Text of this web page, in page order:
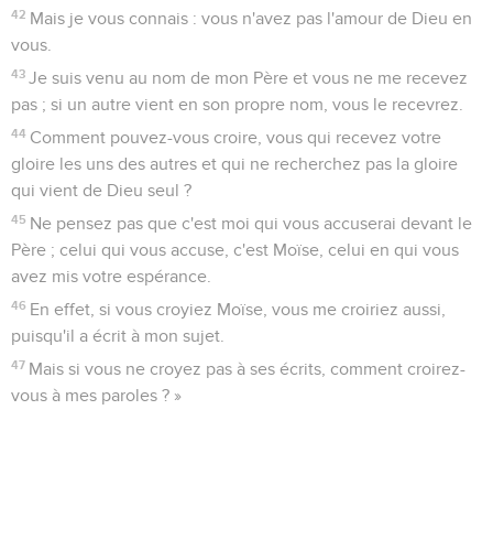
42 Mais je vous connais : vous n'avez pas l'amour de Dieu en
vous.
43 Je suis venu au nom de mon Père et vous ne me recevez
pas ; si un autre vient en son propre nom, vous le recevrez.
44 Comment pouvez-vous croire, vous qui recevez votre
gloire les uns des autres et qui ne recherchez pas la gloire
qui vient de Dieu seul ?
45 Ne pensez pas que c'est moi qui vous accuserai devant le
Père ; celui qui vous accuse, c'est Moïse, celui en qui vous
avez mis votre espérance.
46 En effet, si vous croyiez Moïse, vous me croiriez aussi,
puisqu'il a écrit à mon sujet.
47 Mais si vous ne croyez pas à ses écrits, comment croirez-
vous à mes paroles ? »